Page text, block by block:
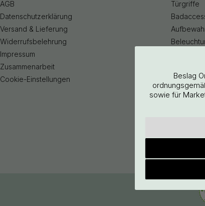
AGB
Datenschutzerklärung
Versand & Lieferung
Widerrufsbelehrung
Impressum
Zusammenarbeit
Cookie-Einstellungen
Türgriffe
Beslag
sowie für